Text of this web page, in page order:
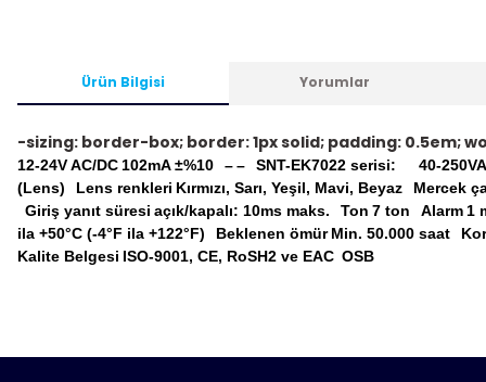
Ürün Bilgisi Yorumlar
-sizing: border-box; border: 1px solid; padding: 0.5em;
12-24V AC/DC 102mA ±%10 –– SNT-EK7022 serisi:
40-
(Lens)
Lens renkleri Kırmızı, Sarı, Yeşil, Mavi, Beyaz
Mercek
Giriş yanıt süresi açık/kapalı: 10ms maks. Ton 7 ton Alarm 1
ila +50°C (-4°F ila +122°F)
Beklenen ömür Min. 50.000 saat
Kalite Belgesi ISO-9001, CE, RoSH2 ve EAC OSB
Bu ürünün fiyat bilgisi, resim, ürün açıklamalarında ve